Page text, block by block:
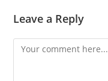
Leave a Reply